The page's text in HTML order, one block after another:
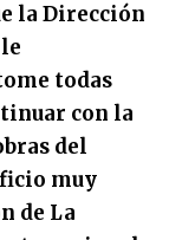
la Dirección
todas
con la
del
muy
de La